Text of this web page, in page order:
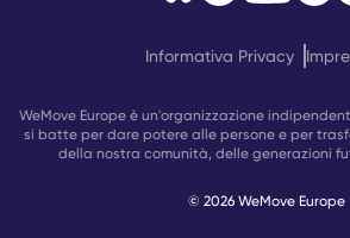
WeMove Europe è un'organizzazione
si batte per dare potere alle persone e per
della nostra comunità, delle generazioni
© 2026 WeMove Europe
Informativa Privacy